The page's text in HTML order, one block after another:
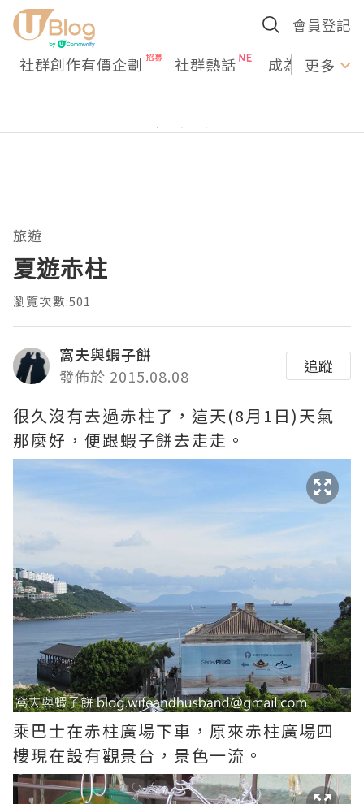
會員登記
社群創作有價企劃 社群熱話 成為U更多
旅遊
夏遊赤柱
瀏覽次數:501
窩夫與蝦子餅
發佈於 2015.08.08
追蹤
很久沒有去過赤柱了，這天(8月1日)天氣
那麼好，便跟蝦子餅去走走。
乘巴士在赤柱廣場下車，原來赤柱廣場四
樓現在設有觀景台，景色一流。